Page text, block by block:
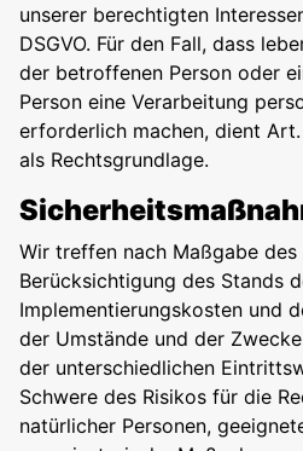
unserer berechtigten
DSGVO. Für den Fall, dass
der betroffenen Person oder
Person eine Verarbeitung
erforderlich machen, dient
als Rechtsgrundlage.
Wir treffen nach Maßgabe
Berücksichtigung des Stands
Implementierungskosten und
der Umstände und der
der unterschiedlichen
Schwere des Risikos für die
natürlicher Personen,